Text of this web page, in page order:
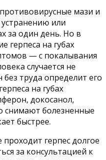
мази и
или
за один день. Но в
герпеса на губах
— с покалывания
случается не
труда определит его
на губах
докосанол,
снимают болезненные
быстрее.
герпес долгое
за консультацией к